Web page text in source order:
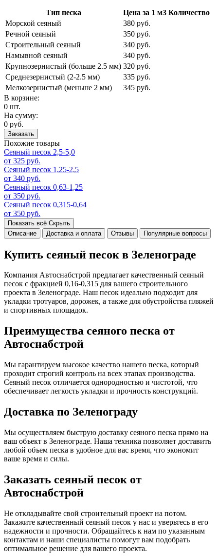
Тип песка Цена за 1 м3 Количество
Морской сеяный
380 руб.
Речной сеяный
350 руб.
Строительный сеяный
340 руб.
Намывной сеяный
340 руб.
Крупнозернистый (больше 2.5 мм) 320 руб.
Среднезернистый (2-2.5 мм)
335 руб.
Мелкозернистый (меньше 2 мм)
345 руб.
В корзине:
0 шт.
На сумму:
0 руб.
Заказать
Похожие товары
Сеяный песок 2,5-5,0
от 325 руб.
Сеяный песок 1,25-2,5
от 340 руб.
Сеяный песок 0,63-1,25
от 350 руб.
Сеяный песок 0,315-0,64
от 350 руб.
Показать всё Скрыть
Описание
Доставка и оплата Отзывы Популярные вопросы
Купить сеяный песок в Зеленограде
Компания Автоснабстрой предлагает качественный сеяный
песок с фракцией 0,16-0,315 для вашего строительного
проекта в Зеленограде. Наш песок идеально подходит для
укладки тротуаров, дорожек, а также для обустройства пляжей
и спортивных площадок.
Преимущества сеяного песка от
Автоснабстрой
Мы гарантируем высокое качество нашего песка, который
проходит строгий контроль на всех этапах производства.
Сеяный песок отличается однородностью и чистотой, что
обеспечивает легкость укладки и прочность конструкций.
Доставка по Зеленограду
Мы осуществляем быструю доставку сеяного песка прямо на
ваш объект в Зеленограде. Наша техника позволяет доставить
любой объем песка в удобное для вас время, что экономит
ваше время и силы.
Заказать сеяный песок от
Автоснабстрой
Не откладывайте свой строительный проект на потом.
Закажите качественный сеяный песок у нас и уверьтесь в его
надежности и прочности. Обращайтесь к нам по указанным
контактам и наши специалисты помогут вам подобрать
оптимальное решение для вашего проекта.